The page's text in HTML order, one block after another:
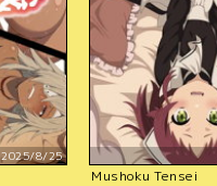
2025/8/25
Mushoku Tensei